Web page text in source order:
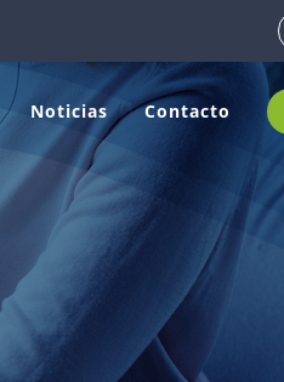
Noticias Contacto